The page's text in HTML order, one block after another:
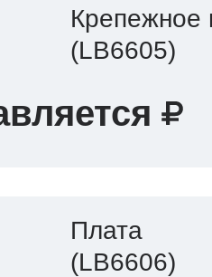
Крепежное
(LB6605)
Плата
(LB6606)